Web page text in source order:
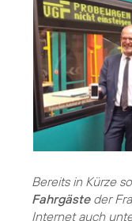
Bereits in Kürze
Fahrgästeder
Internet auch